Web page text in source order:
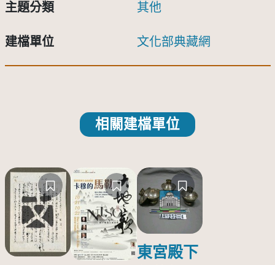
主題分類 其他
建檔單位 文化部典藏網
相關建檔單位
東宮殿下